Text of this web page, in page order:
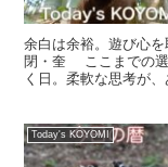
余白は余裕。遊び心
閉・奎 ここまでの選
く日。柔軟な思考が
Today's KOYOMI